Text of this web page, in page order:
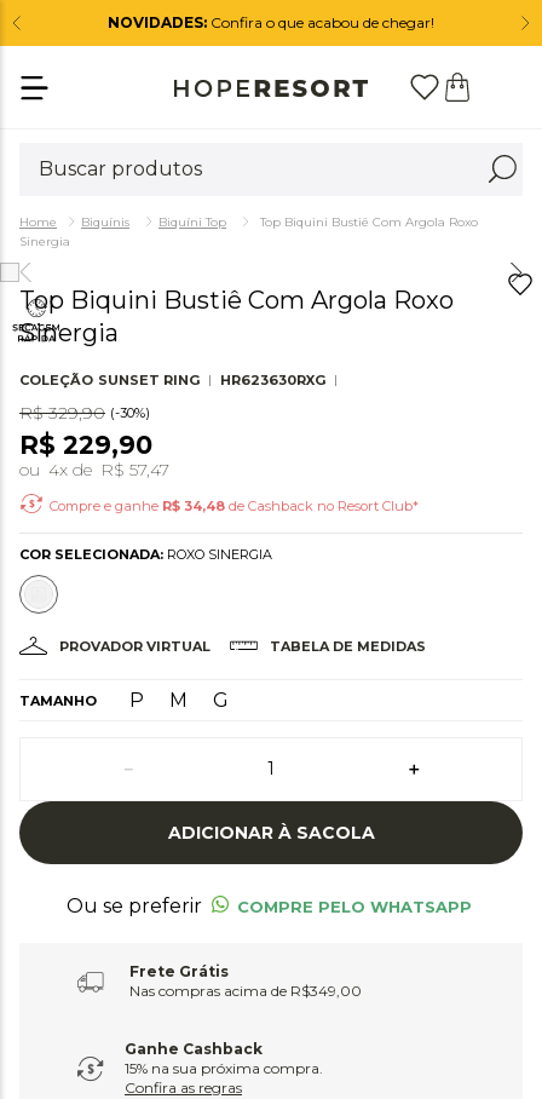
NOVIDADES: Confira o que acabou de chegar!
Biquínis Biquíni Top
Top Biquini Bustiê Com Argola Roxo
Sinergia
Top Biquini Bustiê Com Argola Roxo
Sinergia
COLEÇÃO SUNSET RING HR623630RXG
R$ 329,90 (-30%)
R$ 229,90
ou 4x de R$ 57,47
Compre e ganhe R$ 34,48 de Cashback no Resort Club*
COR SELECIONADA: ROXO SINERGIA
PROVADOR VIRTUAL TABELA DE MEDIDAS
TAMANHO G
M
P
＋
－
ADICIONAR À SACOLA
Ou se preferir COMPRE PELO WHATSAPP
Frete Grátis
Nas compras acima de R$349,00
Ganhe Cashback
15% na sua próxima compra.
Confira as regras